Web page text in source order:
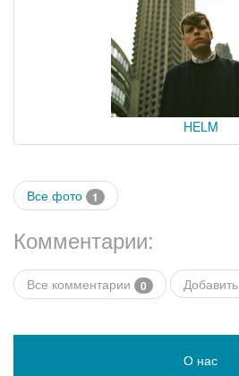
HELM
Все фото 1
Комментарии:
Все комментарии 0 Добавить
О нас